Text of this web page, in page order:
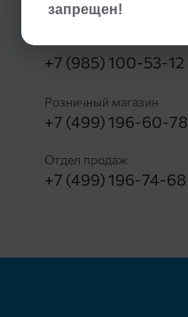
+7 (985) 100-53-12
Розничный магазин
+7 (499) 196-60-78
Отдел продаж
+7 (499) 196-74-68
запрещен!